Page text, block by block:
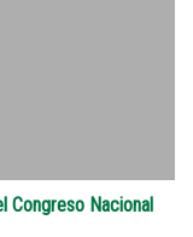
Congreso Nacional